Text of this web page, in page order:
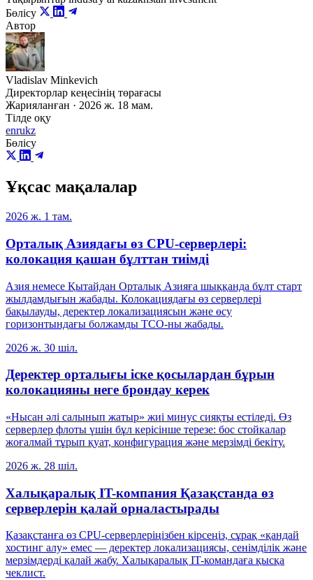
Бөлісу
Автор
Vladislav Minkevich
Директорлар кеңесінің төрағасы
Жарияланған · 2026 ж. 18 мам.
Тілде оқу
enrukz
Бөлісу
Ұқсас мақалалар
2026 ж. 1 там.
Орталық Азиядағы өз CPU-серверлері:
колокация қашан бұлттан тиімді
Азия немесе Қытайдан Орталық Азияға шыққанда бұлт старт
жылдамдығын жабады. Колокациядағы өз серверлері
бақылауды, деректер локализациясын және өсу
горизонтындағы болжамды TCO-ны жабады.
2026 ж. 30 шіл.
Деректер орталығы іске қосылардан бұрын
колокацияны неге брондау керек
«Нысан әлі салынып жатыр» жиі минус сияқты естіледі. Өз
серверлер флоты үшін бұл керісінше терезе: бос стойкалар
жоғалмай тұрып қуат, конфигурация және мерзімді бекіту.
2026 ж. 28 шіл.
Халықаралық IT-компания Қазақстанда өз
серверлерін қалай орналастырады
Қазақстанға өз CPU-серверлеріңізбен кірсеңіз, сұрақ «қандай
хостинг алу» емес — деректер локализациясы, сенімділік және
мерзімдерді қалай жабу. Халықаралық IT-командаға қысқа
чеклист.